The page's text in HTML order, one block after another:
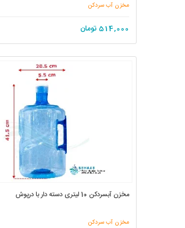
مخزن آب سردکن
514,000 تومان
مخزن آبسردکن 10 لیتری دسته دار با درپوش
مخزن آب سردکن